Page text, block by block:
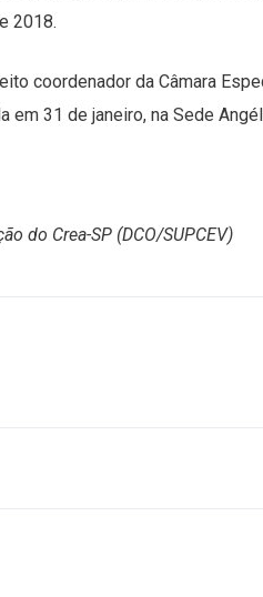
2018.
coordenador da Câmara
31 de janeiro, na Sede
do Crea-SP (DCO/SUPCEV)